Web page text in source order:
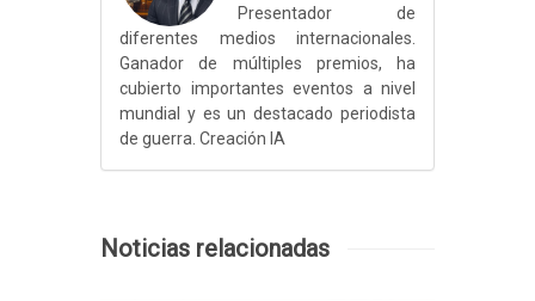
Presentador de
diferentes medios internacionales.
Ganador de múltiples premios, ha
cubierto importantes eventos a nivel
mundial y es un destacado periodista
de guerra. Creación IA
Noticias relacionadas